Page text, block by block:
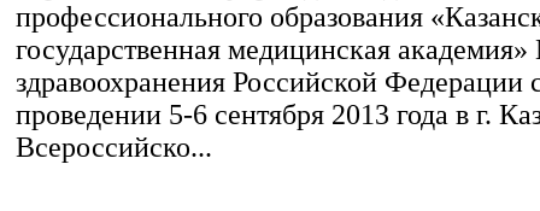
профессионального образования
государственная медицинская
здравоохранения Российской Федерации
проведении 5-6 сентября 2013 года в г.
Всероссийско...